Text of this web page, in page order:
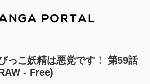
っこ妖精は悪党です！ 第59話
- Free)